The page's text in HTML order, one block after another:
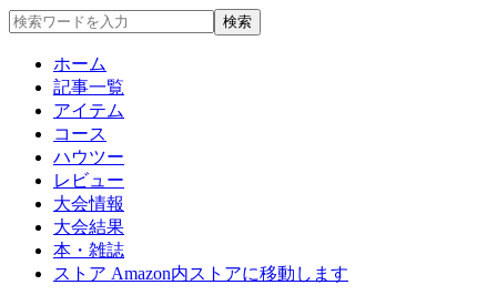
ホーム
記事一覧
アイテム
コース
ハウツー
レビュー
大会情報
大会結果
本・雑誌
ストア Amazon内ストアに移動します